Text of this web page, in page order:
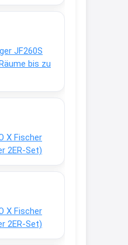
JF260S
bis zu
X Fischer
2ER-Set)
X Fischer
2ER-Set)
mehr / wurde
gut?
Rabatt 3€
www.erlebe-